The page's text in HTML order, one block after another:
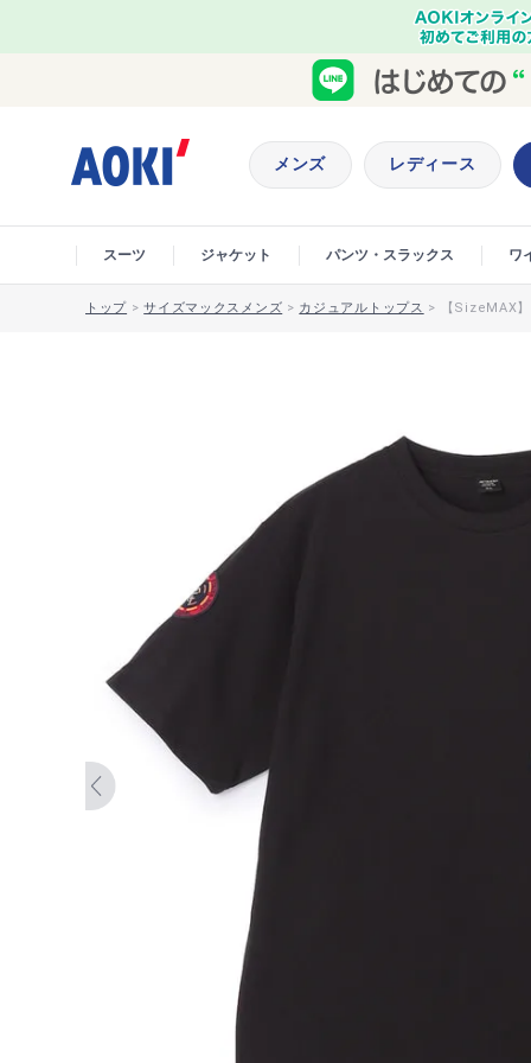
メンズ レディース
スーツ ジャケット パンツ・スラックス ワ
トップ >サイズマックスメンズ > カジュアルトップス > 【SizeMAX